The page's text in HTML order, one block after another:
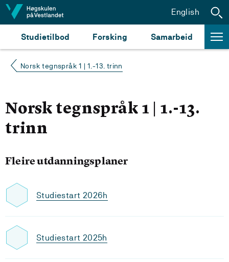
Hopp til innhald
Studietilbod Forsking Samarbeid
English
Norsk tegnspråk 1 | 1.-13. trinn
Norsk tegnspråk 1 | 1.-13.
trinn
Fleire utdanningsplaner
Studiestart 2026h
Studiestart 2025h